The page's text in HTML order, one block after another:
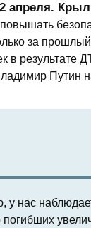
апреля.
за
в результате
Путин
у нас
погибших